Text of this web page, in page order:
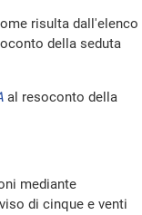
risulta dall'elenco
della seduta
al resoconto della
mediante
di cinque e venti